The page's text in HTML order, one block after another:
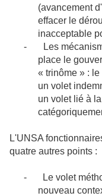
(avancement
effacer le
inacceptable
-
Les
place le
« trinôme » :
un volet
un volet lié à
L'UNSA
quatre autres points :
-
Le volet
nouveau